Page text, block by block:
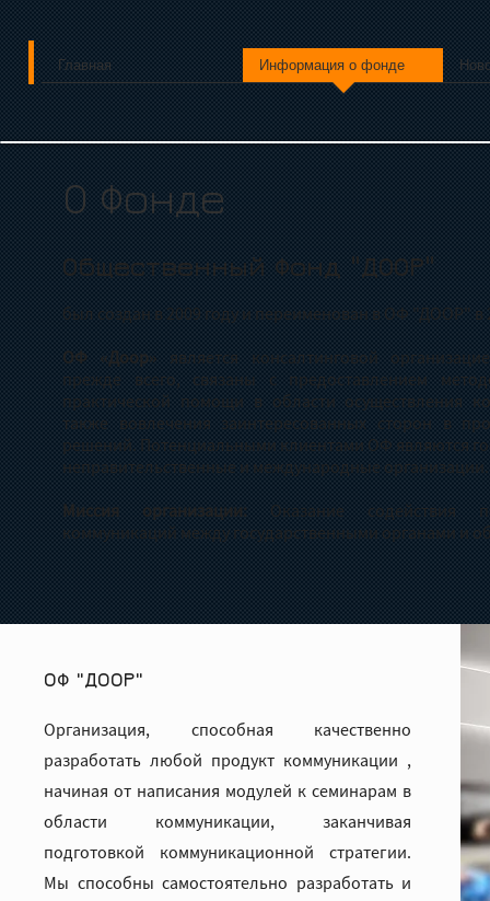
Главная Информация о фонде
О Фонде
Общественный Фонд "ДООР"
был создан в 2009 году и переименован в ОФ "ДООР" в
ОФ «Доор»является консалтинговой
прежде всего, связаны с предоставлением
практической помощи в области осуществления
также вовлечения заинтересованных сторон в
решений. Потенциальными клиентами ОФ являются
неправительственные и международные организации.
Миссия организации:Оказание содействия
коммуникаций между государственными органами и
ОФ "ДООР"
Организация, способная качественно
разработать любой продукт коммуникации ,
начиная от написания модулей к семинарам в
области коммуникации, заканчивая
подготовкой коммуникационной стратегии.
Мы способны самостоятельно разработать и